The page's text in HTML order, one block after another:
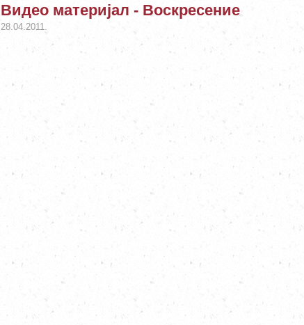
Видео материјал - Воскресение
28.04.2011.